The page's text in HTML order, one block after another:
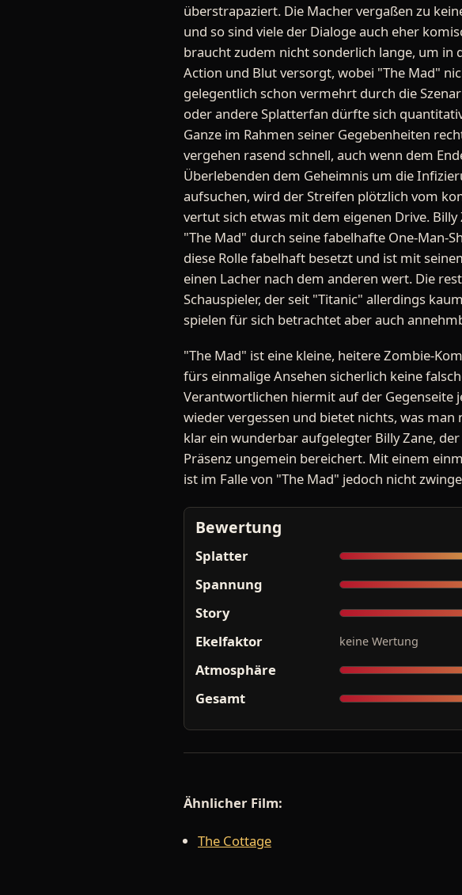
überstrapaziert. Die Macher vergaßen zu
und so sind viele der Dialoge auch eher
braucht zudem nicht sonderlich lange, um in
Action und Blut versorgt, wobei "The Mad"
gelegentlich schon vermehrt durch die
oder andere Splatterfan dürfte sich
Ganze im Rahmen seiner Gegebenheiten
vergehen rasend schnell, auch wenn dem
Überlebenden dem Geheimnis um die
aufsuchen, wird der Streifen plötzlich vom
vertut sich etwas mit dem eigenen Drive.
"The Mad" durch seine fabelhafte One-Man-
diese Rolle fabelhaft besetzt und ist mit
einen Lacher nach dem anderen wert. Die
Schauspieler, der seit "Titanic" allerdings
spielen für sich betrachtet aber auch
"The Mad" ist eine kleine, heitere Zombie-
fürs einmalige Ansehen sicherlich keine
Verantwortlichen hiermit auf der Gegenseite
wieder vergessen und bietet nichts, was
klar ein wunderbar aufgelegter Billy Zane,
Präsenz ungemein bereichert. Mit einem
ist im Falle von "The Mad" jedoch nicht
Bewertung
Splatter
Spannung
Story
Ekelfaktor keine Wertung
Atmosphäre
Gesamt
Ähnlicher Film:
The Cottage